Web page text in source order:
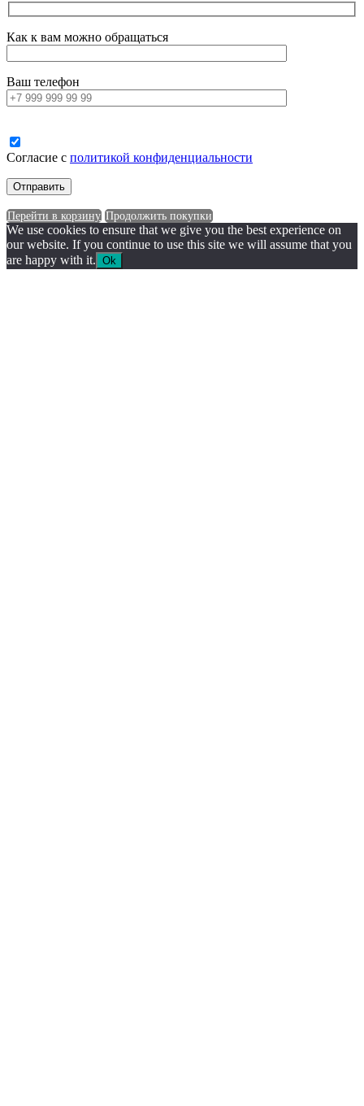
Как к вам можно обращаться
Ваш телефон
Согласие с политикой конфиденциальности
Перейти в корзину Продолжить покупки
We use cookies to ensure that we give you the best experience on
our website. If you continue to use this site we will assume that you
are happy with it. Ok